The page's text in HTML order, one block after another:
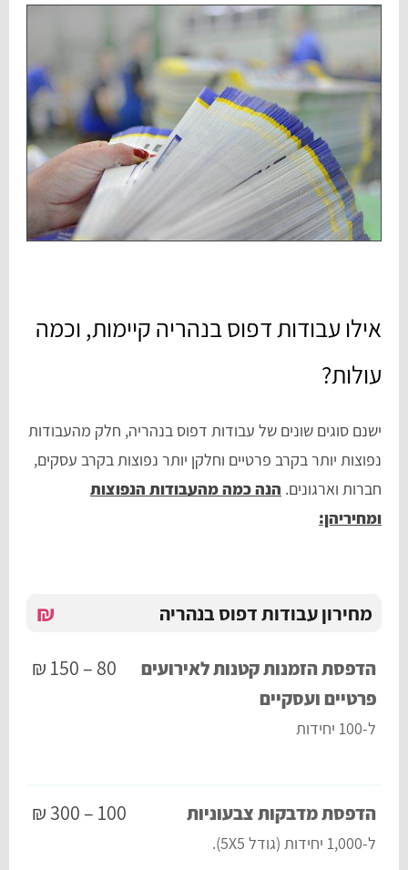
אילו עבודות דפוס בנהריה קיימות, וכמה
עולות?
ישנם סוגים שונים של עבודות דפוס בנהריה, חלק מהעבודות
נפוצות יותר בקרב פרטיים וחלקן יותר נפוצות בקרב עסקים,
חברות וארגונים. הנה כמה מהעבודות הנפוצות
ומחיריהן:
₪ מחירון עבודות דפוס בנהריה
הדפסת הזמנות קטנות לאירועים
פרטיים ועסקיים
ל-100 יחידות
80 – 150 ₪
הדפסת מדבקות צבעוניות
ל-1,000 יחידות (גודל 5X5).
100 – 300 ₪